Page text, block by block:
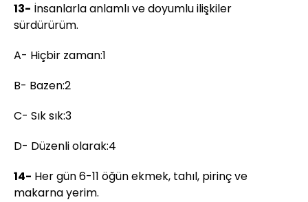
13- İnsanlarla anlamlı ve doyumlu ilişkiler
sürdürürüm.
A- Hiçbir zaman:1
B- Bazen:2
C- Sık sık:3
D- Düzenli olarak:4
14- Her gün 6-11 öğün ekmek, tahıl, pirinç ve
makarna yerim.